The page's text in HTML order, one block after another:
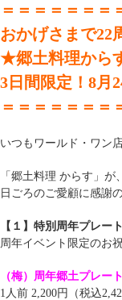
＝＝＝＝＝＝＝
おかげさまで22
★郷土料理から
3日間限定！8月
＝＝＝＝＝＝＝
いつもワールド・ワン
「郷土料理 からす」が
日ごろのご愛顧に感謝
【１】特別周年プレー
周年イベント限定のお
（梅）周年郷土プレート
1人前 2,200円（税込